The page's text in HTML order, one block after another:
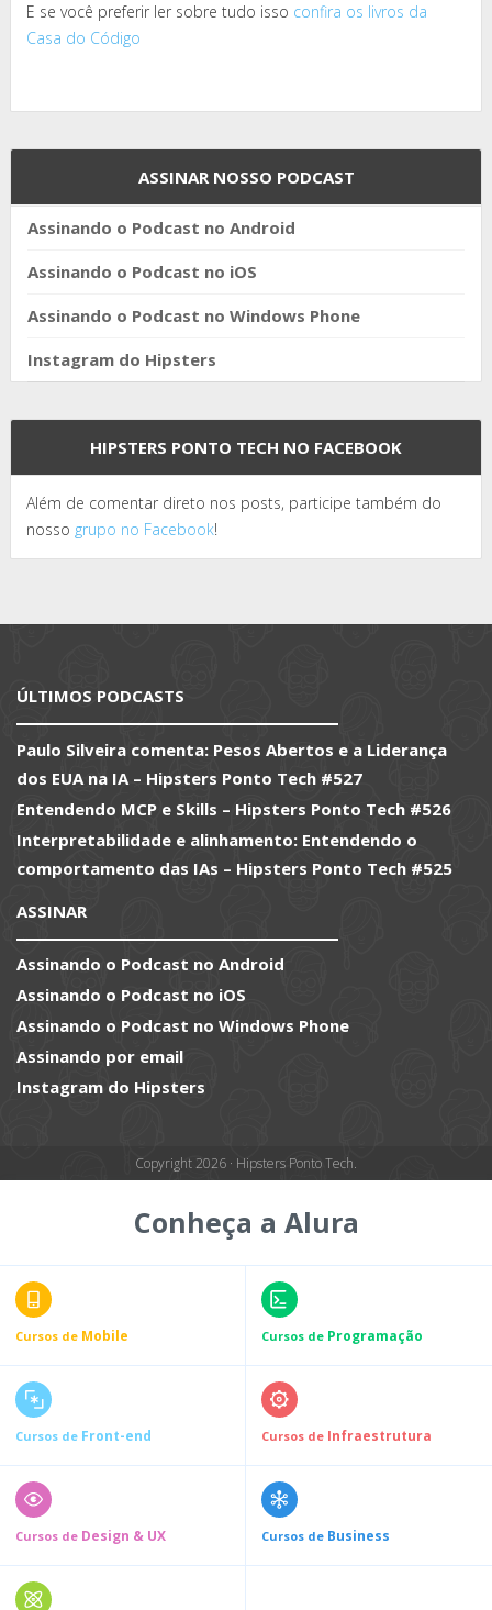
E se você preferir ler sobre tudo isso confira os livros da
Casa do Código
ASSINAR NOSSO PODCAST
Assinando o Podcast no Android
Assinando o Podcast no iOS
Assinando o Podcast no Windows Phone
Instagram do Hipsters
HIPSTERS PONTO TECH NO FACEBOOK
Além de comentar direto nos posts, participe também do
nosso grupo no Facebook!
ÚLTIMOS PODCASTS
Paulo Silveira comenta: Pesos Abertos e a Liderança
dos EUA na IA – Hipsters Ponto Tech #527
Entendendo MCP e Skills – Hipsters Ponto Tech #526
Interpretabilidade e alinhamento: Entendendo o
comportamento das IAs – Hipsters Ponto Tech #525
ASSINAR
Assinando o Podcast no Android
Assinando o Podcast no iOS
Assinando o Podcast no Windows Phone
Assinando por email
Instagram do Hipsters
Copyright 2026 · Hipsters Ponto Tech.
Conheça a Alura
Cursos de Mobile Cursos de Programação
Cursos de Front-end Cursos de Infraestrutura
Cursos de Design & UX Cursos de Business